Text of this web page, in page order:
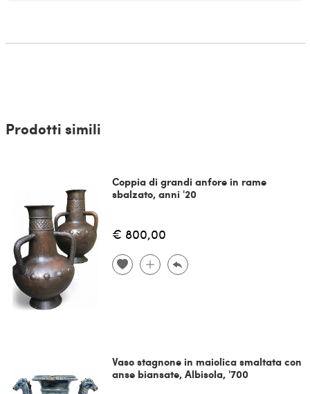
Prodotti simili
Coppia di grandi anfore in rame
sbalzato, anni '20
€ 800,00
Vaso stagnone in maiolica smaltata con
anse biansate, Albisola, '700